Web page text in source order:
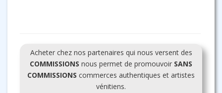
Acheter chez nos partenaires qui nous versent des
COMMISSIONS nous permet de promouvoir SANS
COMMISSIONS commerces authentiques et artistes
vénitiens.